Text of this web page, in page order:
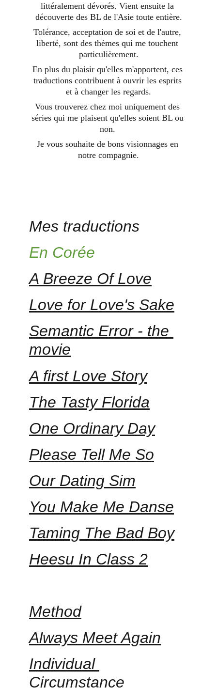
littéralement dévorés. Vient ensuite la
découverte des BL de l'Asie toute entière.
Tolérance, acceptation de soi et de l'autre,
liberté, sont des thèmes qui me touchent
particulièrement.
En plus du plaisir qu'elles m'apportent, ces
traductions contribuent à ouvrir les esprits
et à changer les regards.
Vous trouverez chez moi uniquement des
séries qui me plaisent qu'elles soient BL ou
non.
Je vous souhaite de bons visionnages en
notre compagnie.
Mes traductions
En Corée
A Breeze Of Love
Semantic Error - the
movie
A first Love Story
One Ordinary Day
Individual
Circumstance
Please Tell Me So
Our Dating Sim
You Make Me Danse
Love for Love's Sake
The Tasty Florida
Taming The Bad Boy
Method
Heesu In Class 2
Always Meet Again